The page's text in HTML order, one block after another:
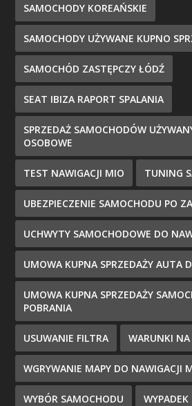
SAMOCHODY KOREAŃSKIE
SAMOCHODY UŻYWANE KUPNO
SAMOCHÓD ZASTĘPCZY ŁÓDŹ
SEAT IBIZA RAPORT SPALANIA
SPRZEDAŻ SAMOCHODÓW
OSOBOWE
TEST NAWIGACJI MIO TUNING
UBEZPIECZENIE SAMOCHODU PO
UCHWYTY SAMOCHODOWE DO
UMOWA KUPNA SPRZEDAŻY AUTA
UMOWA KUPNA SPRZEDAŻY
POBRANIA
USUWANIE FILTRA WARUNKI NA
WGRYWANIE MAPY DO NAWIGACJI
WYBÓR SAMOCHODU WYPADEK